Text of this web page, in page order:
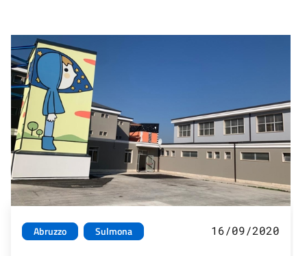
Abruzzo Sulmona 16/09/2020